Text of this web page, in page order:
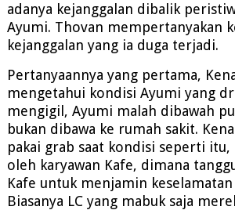
adanya kejanggalan dibalik
Ayumi. Thovan mempertanyakan
kejanggalan yang ia duga terjadi.
Pertanyaannya yang pertama,
mengetahui kondisi Ayumi yang
mengigil, Ayumi malah dibawah
bukan dibawa ke rumah sakit.
pakai grab saat kondisi seperti
oleh karyawan Kafe, dimana
Kafe untuk menjamin keselamatan
Biasanya LC yang mabuk saja